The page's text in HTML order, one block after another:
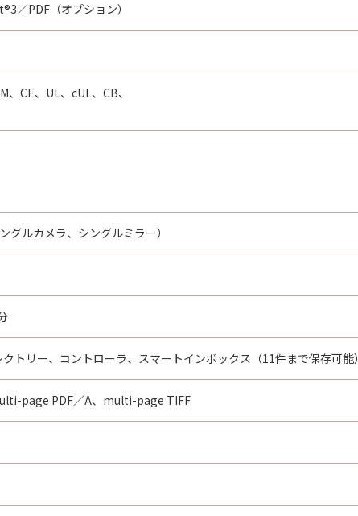
／PDF（オプション）
、CE、UL、cUL、CB、
ルカメラ、シングルミラー）
トリー、コントローラ、スマートインボックス（11件まで保存可能）
page PDF／A、multi-page TIFF